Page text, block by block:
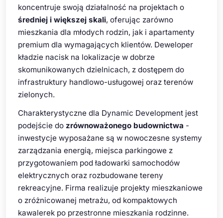
koncentruje swoją działalność na projektach o
średniej i większej skali, oferując zarówno
mieszkania dla młodych rodzin, jak i apartamenty
premium dla wymagających klientów. Deweloper
kładzie nacisk na lokalizacje w dobrze
skomunikowanych dzielnicach, z dostępem do
infrastruktury handlowo-usługowej oraz terenów
zielonych.
Charakterystyczne dla Dynamic Development jest
podejście do zrównoważonego budownictwa -
inwestycje wyposażane są w nowoczesne systemy
zarządzania energią, miejsca parkingowe z
przygotowaniem pod ładowarki samochodów
elektrycznych oraz rozbudowane tereny
rekreacyjne. Firma realizuje projekty mieszkaniowe
o zróżnicowanej metrażu, od kompaktowych
kawalerek po przestronne mieszkania rodzinne.